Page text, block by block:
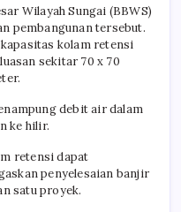
Wilayah Sungai (BBWS)
pembangunan tersebut.
kolam retensi
sekitar 70 x 70
debit air dalam
ke hilir.
retensi dapat
penyelesaian banjir
satu proyek.